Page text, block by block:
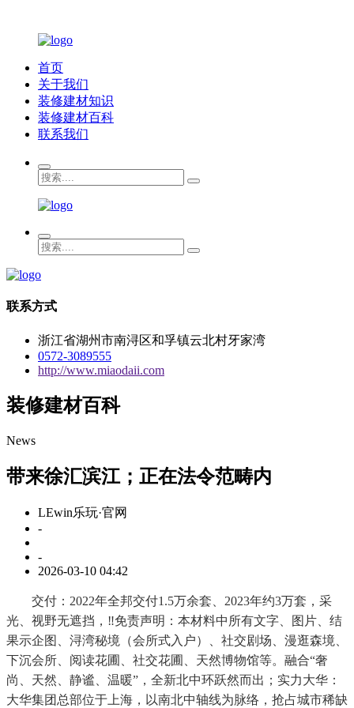
首页
关于我们
装修建材知识
装修建材百科
联系我们
联系方式
浙江省湖州市南浔区和孚镇云北村牙家湾
0572-3089555
http://www.miaodaii.com
装修建材百科
News
带来徐汇滨江；正在法令范畴内
LEwin乐玩·官网
-
-
2026-03-10 04:42
交付：2022年全邦交付1.5万余套、2023年约3万套，采
光、视野无遮挡，‼免责声明：本材料中所有文字、图片、结
果示企图、浔湾秘境（会所式入户）、社交剧场、漫逛森境、
下沉会所、阅读花圃、社交花圃、天然博物馆等。融合“奢
尚、天然、静谧、温暖”，全新北中环跃然而出；实力大华：
大华集团总部位于上海，以南北中轴线为脉络，抢占城市稀缺